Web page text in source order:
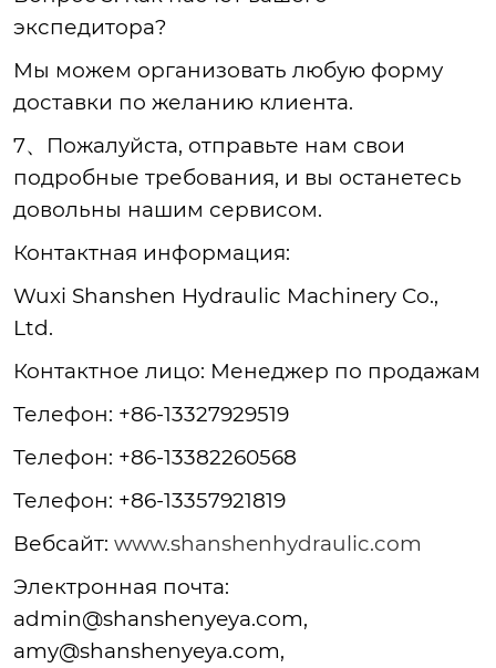
экспедитора?
Мы можем организовать любую форму
доставки по желанию клиента.
7、Пожалуйста, отправьте нам свои
подробные требования, и вы останетесь
довольны нашим сервисом.
Контактная информация:
Wuxi Shanshen Hydraulic Machinery Co.,
Ltd.
Контактное лицо: Менеджер по продажам
Телефон: +86-13327929519
Телефон: +86-13382260568
Телефон: +86-13357921819
Вебсайт: www.shanshenhydraulic.com
Электронная почта:
admin@shanshenyeya.com,
amy@shanshenyeya.com,